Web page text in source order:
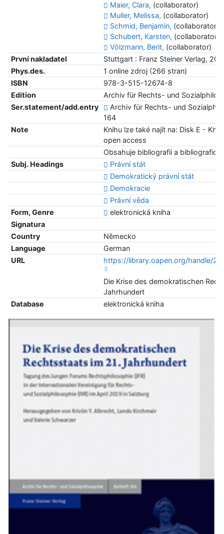
Maier, Clara, (collaborator)
Muller, Melissa, (collaborator)
Schmid, Benjamin, (collaborator)
Schubert, Karsten, (collaborator)
Völzmann, Berit, (collaborator)
První nakladatel
Stuttgart : Franz Steiner Verlag,
Phys.des.
1 online zdroj (266 stran)
ISBN
978-3-515-12674-8
Edition
Archiv für Rechts- und
Ser.statement/add.entry
Archiv für Rechts- und
164
Note
Knihu lze také najít na: Disk E -
open access
Obsahuje bibliografii a
Subj. Headings
Právní stát
Demokratický právní stát
Demokracie
Právní věda
Form, Genre
elektronická kniha
Signatura
Country
Německo
Language
German
URL
https://library.oapen.org/handle/
Die Krise des demokratischen
Jahrhundert
Database
elektronická kniha